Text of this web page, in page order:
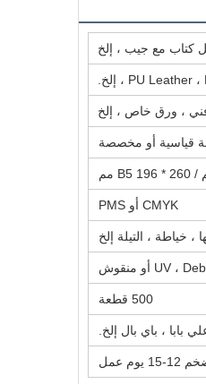
كتاب مع جيب ، إلخ
CMYK أو PMS
خياطة ، التيلة إلخ
500 قطعة